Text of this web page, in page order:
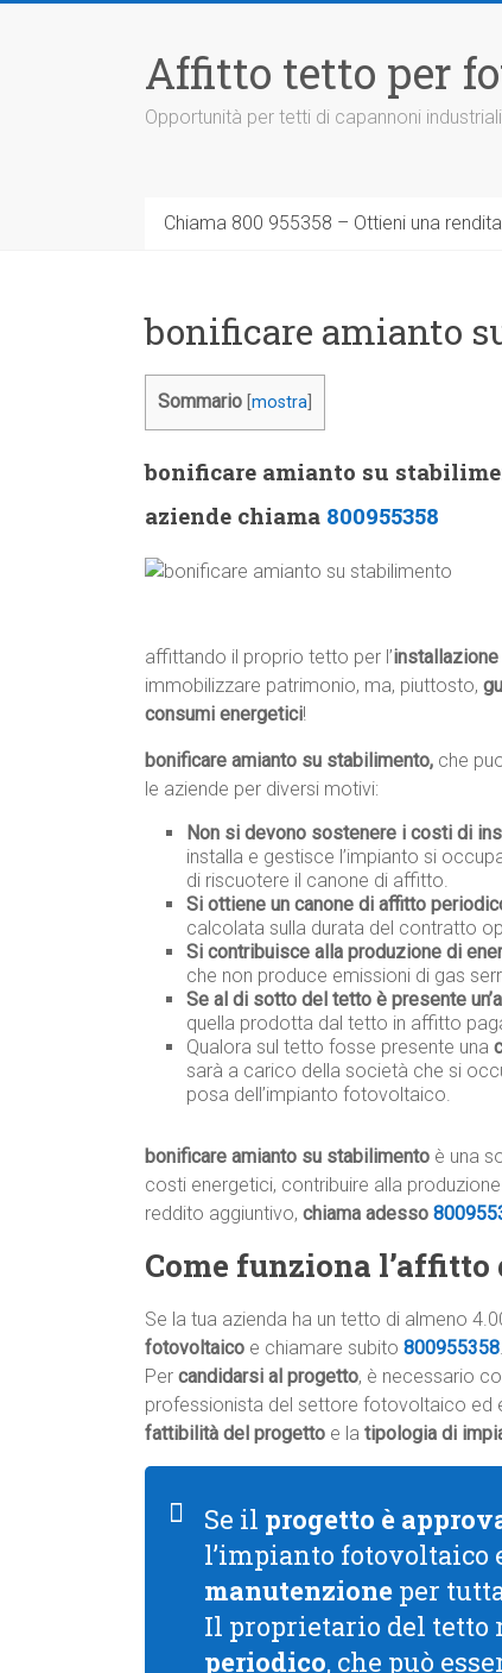
Affitto tetto per
Opportunità per tetti di capannoni
Chiama 800 955358 – Ottieni una
bonificare amianto
Sommario mostra
bonificare amianto su
aziende chiama 800955358
affittando il proprio tetto per l’
immobilizzare patrimonio, ma, piuttosto,
consumi energetici!
bonificare amianto su stabilimento, che
le aziende per diversi motivi:
Non si devono sostenere i costi di
installa e gestisce l’impianto si
di riscuotere il canone di affitto.
Si ottiene un canone di affitto
calcolata sulla durata del contratto
Si contribuisce alla produzione di
che non produce emissioni di gas
Se al di sotto del tetto è presente
quella prodotta dal tetto in affitto
Qualora sul tetto fosse presente una
sarà a carico della società che si
posa dell’impianto fotovoltaico.
bonificare amianto su stabilimento è una
costi energetici, contribuire alla
reddito aggiuntivo, chiama adesso
Come funziona
Se la tua azienda ha un tetto di almeno
fotovoltaico e chiamare subito 800955358.
Per candidarsi al progetto, è necessario
professionista del settore fotovoltaico ed
fattibilità del progetto e la tipologia di
Se il progetto è
l’impianto fotovoltaico
manutenzione per
Il proprietario del tetto
periodico, che può